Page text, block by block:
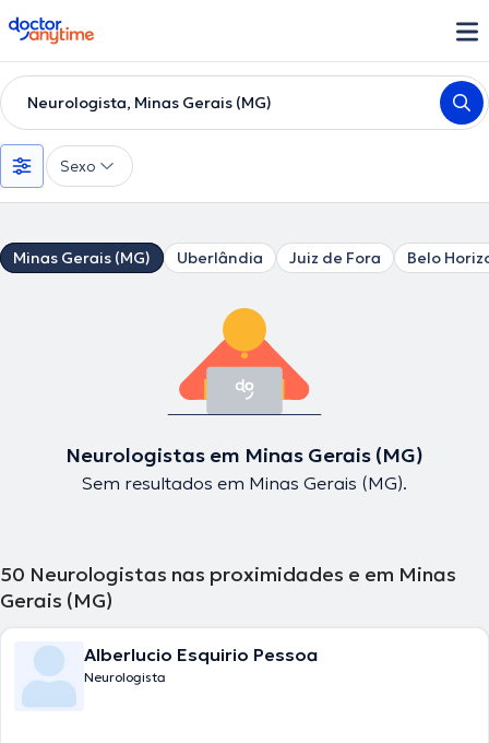
doctoranytime
Neurologista, Minas Gerais (MG)
Sexo
Minas Gerais (MG) Uberlândia Juiz de Fora Belo
Neurologistas em Minas Gerais (MG)
Sem resultados em Minas Gerais (MG).
50 Neurologistas nas proximidades e em Minas
Gerais (MG)
Alberlucio Esquirio Pessoa
Neurologista